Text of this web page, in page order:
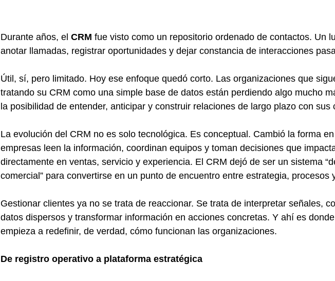
Durante años, el CRM fue visto como un repositorio ordenado de contactos. Un
anotar llamadas, registrar oportunidades y dejar constancia de interacciones
Útil, sí, pero limitado. Hoy ese enfoque quedó corto. Las organizaciones que
tratando su CRM como una simple base de datos están perdiendo algo mucho
la posibilidad de entender, anticipar y construir relaciones de largo plazo con sus
La evolución del CRM no es solo tecnológica. Es conceptual. Cambió la forma
empresas leen la información, coordinan equipos y toman decisiones que
directamente en ventas, servicio y experiencia. El CRM dejó de ser un sistema
comercial” para convertirse en un punto de encuentro entre estrategia, procesos
Gestionar clientes ya no se trata de reaccionar. Se trata de interpretar señales,
datos dispersos y transformar información en acciones concretas. Y ahí es
empieza a redefinir, de verdad, cómo funcionan las organizaciones.
De registro operativo a plataforma estratégica